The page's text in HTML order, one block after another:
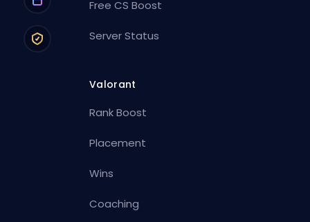
Free CS Boost
Server Status
Valorant
Rank Boost
Placement
Wins
Coaching